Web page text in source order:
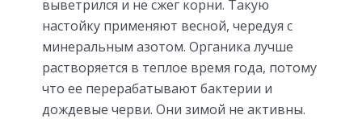
выветрился и не сжег корни. Такую
настойку применяют весной, чередуя с
минеральным азотом. Органика лучше
растворяется в теплое время года, потому
что ее перерабатывают бактерии и
дождевые черви. Они зимой не активны.